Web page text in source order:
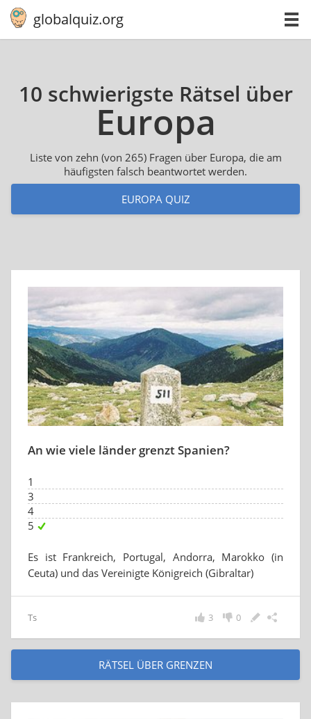
globalquiz.org
10 schwierigste Rätsel über
Europa
Liste von zehn (von 265) Fragen über Europa, die am
häufigsten falsch beantwortet werden.
EUROPA QUIZ
An wie viele länder grenzt Spanien?
1
3
4
5
Es ist Frankreich, Portugal, Andorra, Marokko (in
Ceuta) und das Vereinigte Königreich (Gibraltar)
Ts 0
3
RÄTSEL ÜBER GRENZEN